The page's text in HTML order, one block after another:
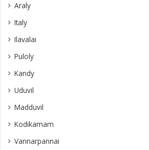
Araly
Italy
Ilavalai
Puloly
Kandy
Uduvil
Madduvil
Kodikamam
Vannarpannai